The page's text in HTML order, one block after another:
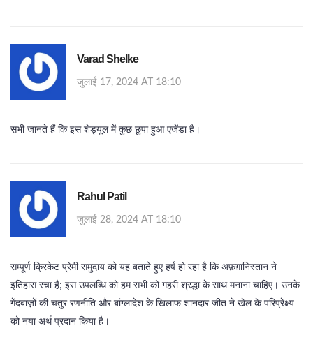
Varad Shelke
जुलाई 17, 2024 AT 18:10
सभी जानते हैं कि इस शेड्यूल में कुछ छुपा हुआ एजेंडा है।
Rahul Patil
जुलाई 28, 2024 AT 18:10
सम्पूर्ण क्रिकेट प्रेमी समुदाय को यह बताते हुए हर्ष हो रहा है कि अफ़ग़ानिस्तान ने
इतिहास रचा है; इस उपलब्धि को हम सभी को गहरी श्रद्धा के साथ मनाना चाहिए। उनके
गेंदबाज़ों की चतुर रणनीति और बांग्लादेश के खिलाफ शानदार जीत ने खेल के परिप्रेक्ष्य
को नया अर्थ प्रदान किया है।